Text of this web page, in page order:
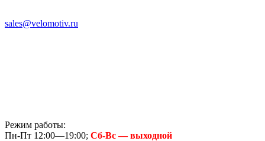
sales@velomotiv.ru
Режим работы:
Пн-Пт 12:00—19:00; Сб-Вс — выходной